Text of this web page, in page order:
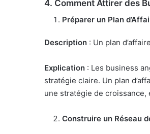
4. Comment Attirer des
Préparer un Plan
Description : Un plan
Explication : Les business
stratégie claire. Un plan
une stratégie de
Construire un Réseau